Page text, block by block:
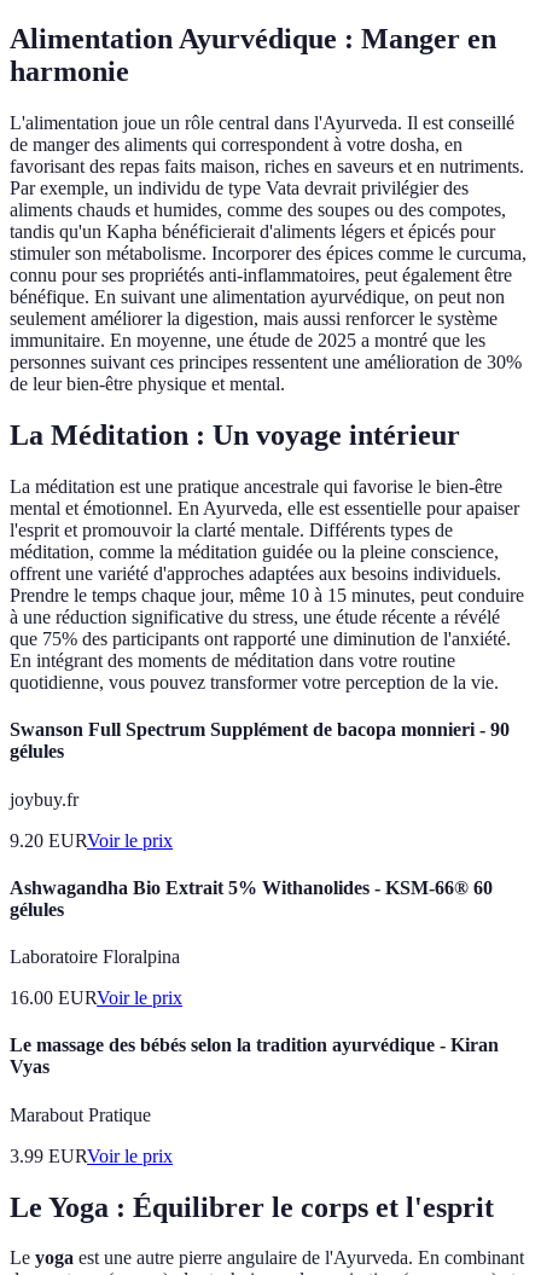
Alimentation Ayurvédique : Manger en
harmonie
L'alimentation joue un rôle central dans l'Ayurveda. Il est conseillé
de manger des aliments qui correspondent à votre dosha, en
favorisant des repas faits maison, riches en saveurs et en nutriments.
Par exemple, un individu de type Vata devrait privilégier des
aliments chauds et humides, comme des soupes ou des compotes,
tandis qu'un Kapha bénéficierait d'aliments légers et épicés pour
stimuler son métabolisme. Incorporer des épices comme le curcuma,
connu pour ses propriétés anti-inflammatoires, peut également être
bénéfique. En suivant une alimentation ayurvédique, on peut non
seulement améliorer la digestion, mais aussi renforcer le système
immunitaire. En moyenne, une étude de 2025 a montré que les
personnes suivant ces principes ressentent une amélioration de 30%
de leur bien-être physique et mental.
La Méditation : Un voyage intérieur
La méditation est une pratique ancestrale qui favorise le bien-être
mental et émotionnel. En Ayurveda, elle est essentielle pour apaiser
l'esprit et promouvoir la clarté mentale. Différents types de
méditation, comme la méditation guidée ou la pleine conscience,
offrent une variété d'approches adaptées aux besoins individuels.
Prendre le temps chaque jour, même 10 à 15 minutes, peut conduire
à une réduction significative du stress, une étude récente a révélé
que 75% des participants ont rapporté une diminution de l'anxiété.
En intégrant des moments de méditation dans votre routine
quotidienne, vous pouvez transformer votre perception de la vie.
Swanson Full Spectrum Supplément de bacopa monnieri - 90
gélules
joybuy.fr
9.20 EURVoir le prix
Ashwagandha Bio Extrait 5% Withanolides - KSM-66® 60
gélules
Laboratoire Floralpina
16.00 EURVoir le prix
Le massage des bébés selon la tradition ayurvédique - Kiran
Vyas
Marabout Pratique
3.99 EURVoir le prix
Le Yoga : Équilibrer le corps et l'esprit
Le yoga est une autre pierre angulaire de l'Ayurveda. En combinant